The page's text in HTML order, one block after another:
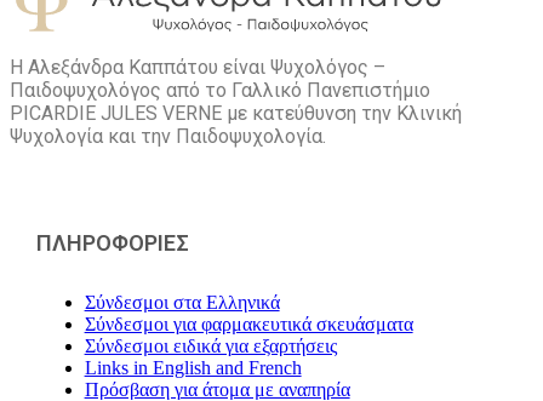
Η Αλεξάνδρα Καππάτου είναι Ψυχολόγος –
Παιδοψυχολόγος από το Γαλλικό Πανεπιστήμιο
PICARDIE JULES VERNE με κατεύθυνση την Kλινική
Ψυχολογία και την Παιδοψυχολογία.
ΠΛΗΡΟΦΟΡΙΕΣ
Σύνδεσμοι στα Ελληνικά
Σύνδεσμοι για φαρμακευτικά σκευάσματα
Σύνδεσμοι ειδικά για εξαρτήσεις
Links in English and French
Πρόσβαση για άτομα με αναπηρία